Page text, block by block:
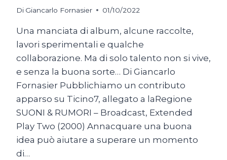
Di Giancarlo Fornasier 01/10/2022
Una manciata di album, alcune raccolte,
lavori sperimentali e qualche
collaborazione. Ma di solo talento non si vive,
e senza la buona sorte… Di Giancarlo
Fornasier Pubblichiamo un contributo
apparso su Ticino7, allegato a laRegione
SUONI & RUMORI – Broadcast, Extended
Play Two (2000) Annacquare una buona
idea può aiutare a superare un momento
di…